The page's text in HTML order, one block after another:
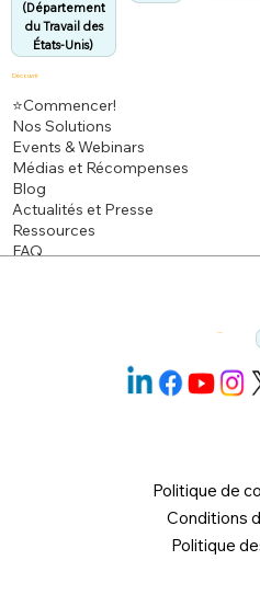
(Département
du Travail des
États-Unis)
Découvrir
⭐Commencer!
Nos Solutions
Events & Webinars
Médias et Récompenses
Blog
Actualités et Presse
Ressources
FAQ
Politique de
Conditions
Politique